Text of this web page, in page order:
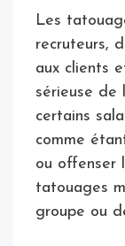
Les
recruteurs,
aux clients
sérieuse de
certains
comme
ou offenser
tatouages
groupe ou